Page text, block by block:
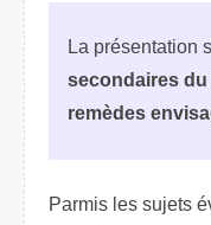
La présentation
secondaires du
remèdes
Parmis les sujets